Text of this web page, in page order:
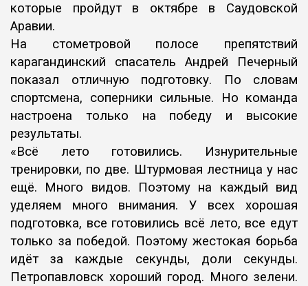
которые пройдут в октябре в Саудовской
Аравии.
На стометровой полосе препятствий
карагандинский спасатель Андрей Печерный
показал отличную подготовку. По словам
спортсмена, соперники сильные. Но команда
настроена только на победу и высокие
результаты.
«Всё лето готовились. Изнурительные
тренировки, по две. Штурмовая лестница у нас
ещё. Много видов. Поэтому на каждый вид
уделяем много внимания. У всех хорошая
подготовка, все готовились всё лето, все едут
только за победой. Поэтому жестокая борьба
идёт за каждые секунды, доли секунды.
Петропавловск хороший город. Много зелени.